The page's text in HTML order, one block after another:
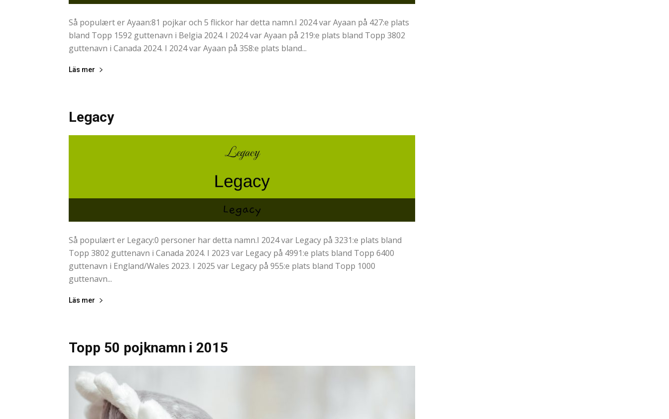
Så populært er Ayaan:81 pojkar och 5 flickor har detta namn.I 2024 var Ayaan på 427:e plats
bland Topp 1592 guttenavn i Belgia 2024. I 2024 var Ayaan på 219:e plats bland Topp 3802
guttenavn i Canada 2024. I 2024 var Ayaan på 358:e plats bland...
Läs mer
Legacy
Så populært er Legacy:0 personer har detta namn.I 2024 var Legacy på 3231:e plats bland
Topp 3802 guttenavn i Canada 2024. I 2023 var Legacy på 4991:e plats bland Topp 6400
guttenavn i England/Wales 2023. I 2025 var Legacy på 955:e plats bland Topp 1000
guttenavn...
Läs mer
Topp 50 pojknamn i 2015